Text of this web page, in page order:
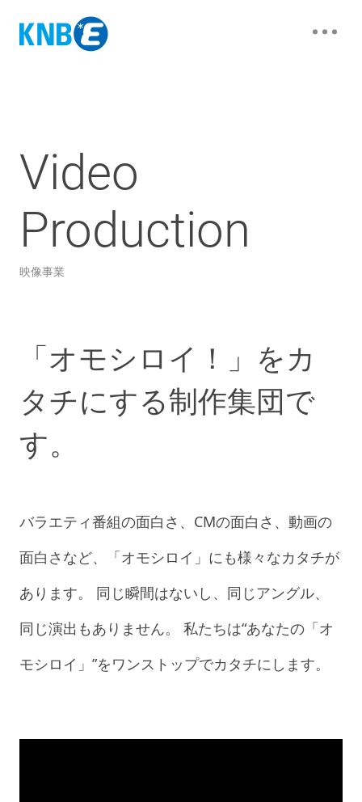
Video
Production
映像事業
「オモシロイ！」をカ
タチにする制作集団で
す。
バラエティ番組の面白さ、CMの面白さ、動画の
面白さなど、「オモシロイ」にも様々なカタチが
あります。 同じ瞬間はないし、同じアングル、
同じ演出もありません。 私たちは“あなたの「オ
モシロイ」”をワンストップでカタチにします。